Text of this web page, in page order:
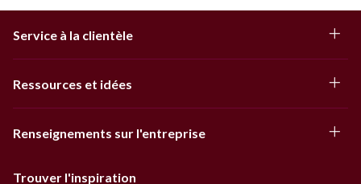
Service à la clientèle
Ressources et idées
Renseignements sur l'entreprise
Trouver l'inspiration